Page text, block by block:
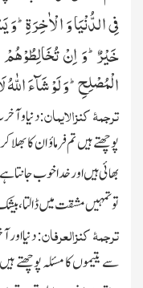
فِی الدُّنْیَا وَ الْاٰخِرَةِؕ-
خَیْرٌؕ-وَ اِنْ
الْمُصْلِحِؕ-وَ لَوْ شَآءَ
ترجمۂ کنزالایمان:دنیاو
پوچھتے ہیں تم فرماؤ ان کا بھلا
بھائی ہیں اور خدا خوب
تو تمہیں مشقت میں ڈالتا،
ترجمۂ کنزالعرفان:
سے یتیموں کا مسئلہ پوچھتے